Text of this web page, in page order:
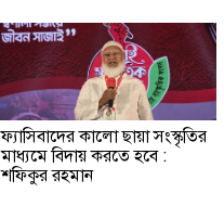
ফ্যাসিবাদের কালো ছায়া সংস্কৃতির
মাধ্যমে বিদায় করতে হবে :
শফিকুর রহমান